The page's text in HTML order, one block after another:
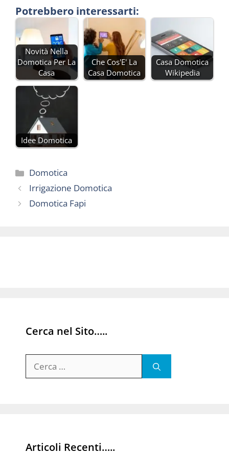
Potrebbero interessarti:
Novità Nella
Domotica Per La
Casa
Che Cos'E' La
Casa Domotica
Casa Domotica
Wikipedia
Idee Domotica
Categorie
Domotica
Irrigazione Domotica
Domotica Fapi
Cerca nel Sito…..
per:
Articoli Recenti…..